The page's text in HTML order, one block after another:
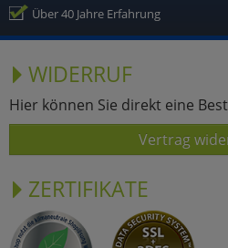
Über 40 Jahre Erfahrung
WIDERRUF
Hier können Sie direkt eine
Vertrag
ZERTIFIKATE